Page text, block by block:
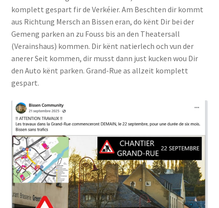
komplett gespart fir de Verkéier. Am Beschten dir kommt
aus Richtung Mersch an Bissen eran, do kënt Dir bei der
Gemeng parken an zu Fouss bis an den Theatersall
(Verainshaus) kommen. Dir kënt natierlech och vun der
anerer Seit kommen, dir musst dann just kucken wou Dir
den Auto kënt parken. Grand-Rue as allzeit komplett
gespart.